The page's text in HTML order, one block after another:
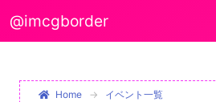
@imcgborder
Home
イベント一覧